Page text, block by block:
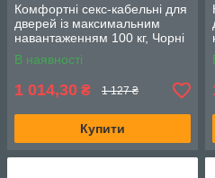
Комфортні секс-кабельні для
дверей із максимальним
навантаженням 100 кг, Чорні
В наявності
1 014,30 ₴ 1 127 ₴
Купити